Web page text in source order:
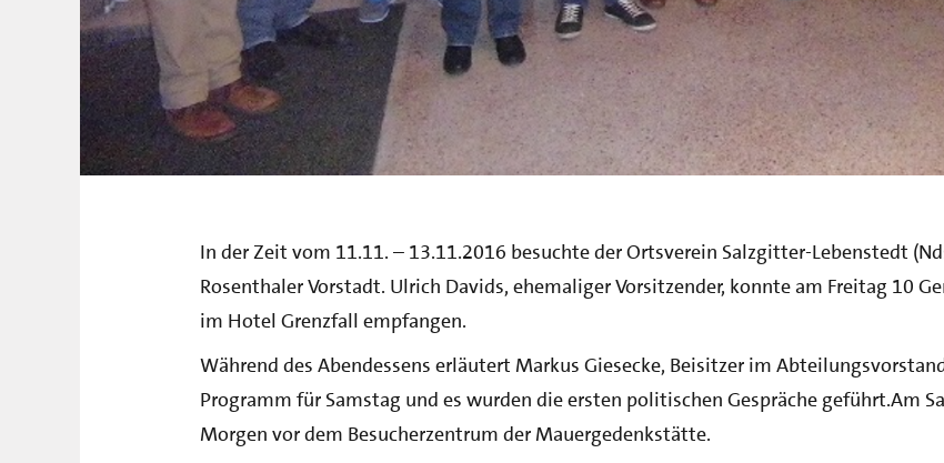
In der Zeit vom 11.11. – 13.11.2016 besuchte der Ortsverein Salzgitter-Lebenstedt
Rosenthaler Vorstadt. Ulrich Davids, ehemaliger Vorsitzender, konnte am Freitag 10
im Hotel Grenzfall empfangen.
Während des Abendessens erläutert Markus Giesecke, Beisitzer im
Programm für Samstag und es wurden die ersten politischen Gespräche geführt.Am
Morgen vor dem Besucherzentrum der Mauergedenkstätte.